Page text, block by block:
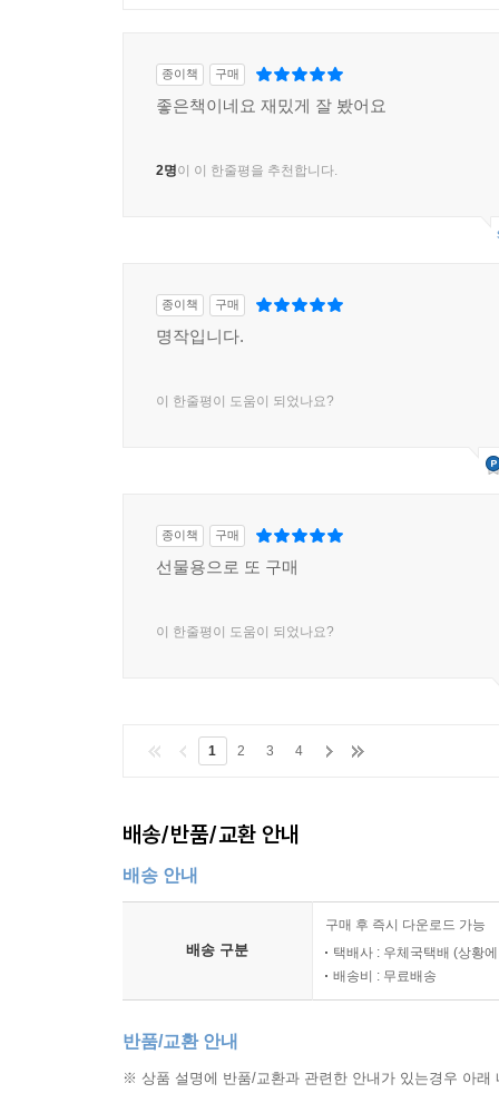
종이책 구매
좋은책이네요 재밌게 잘 봤어요
2명이 이 한줄평을 추천합니다.
종이책 구매
명작입니다.
이 한줄평이 도움이 되었나요?
종이책 구매
선물용으로 또 구매
이 한줄평이 도움이 되었나요?
1 2 3 4
배송/반품/교환 안내
배송 안내
배송 구분
구매 후 즉시 다운로드 가능
택배사 : 우체국택배 (상황
배송비 : 무료배송
반품/교환 안내
※ 상품 설명에 반품/교환과 관련한 안내가 있는경우 아